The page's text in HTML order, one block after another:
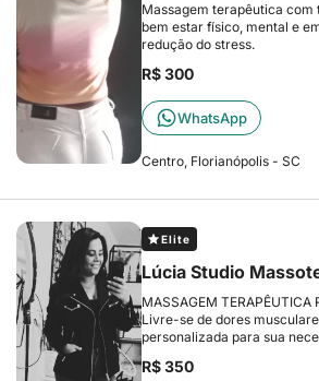
Massagem terapêutica
bem estar físico, mental e
redução do stress.
R$ 300
WhatsApp
Centro, Florianópolis - SC
Elite
Lúcia Studio
MASSAGEM
Livre-se de dores
personalizada para sua
R$ 350